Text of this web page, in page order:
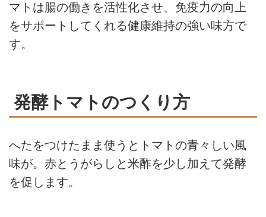
マトは腸の働きを活性化させ、免疫力の向上
をサポートしてくれる健康維持の強い味方で
す。
発酵トマトのつくり方
へたをつけたまま使うとトマトの青々しい風
味が。赤とうがらしと米酢を少し加えて発酵
を促します。